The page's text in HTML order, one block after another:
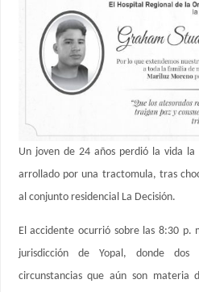
Un joven de 24 años perdió la vida
arrollado por una tractomula, tras
al conjunto residencial La Decisión.
El accidente ocurrió sobre las 8:30
jurisdicción de Yopal, donde dos
circunstancias que aún son materia